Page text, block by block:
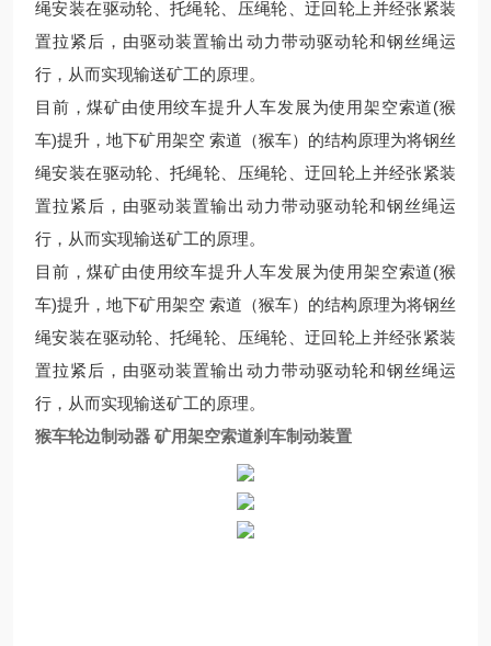
绳安装在驱动轮、托绳轮、压绳轮、迂回轮上并经张紧装
置拉紧后，由驱动装置输出动力带动驱动轮和钢丝绳运
行，从而实现输送矿工的原理。
目前，煤矿由使用绞车提升人车发展为使用架空索道(猴
车)提升，地下矿用架空 索道（猴车）的结构原理为将钢丝
绳安装在驱动轮、托绳轮、压绳轮、迂回轮上并经张紧装
置拉紧后，由驱动装置输出动力带动驱动轮和钢丝绳运
行，从而实现输送矿工的原理。
目前，煤矿由使用绞车提升人车发展为使用架空索道(猴
车)提升，地下矿用架空 索道（猴车）的结构原理为将钢丝
绳安装在驱动轮、托绳轮、压绳轮、迂回轮上并经张紧装
置拉紧后，由驱动装置输出动力带动驱动轮和钢丝绳运
行，从而实现输送矿工的原理。
猴车轮边制动器 矿用架空索道刹车制动装置